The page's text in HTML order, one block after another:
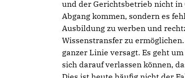
und der Gerichtsbetrieb nicht in
Abgang kommen, sondern es
Ausbildung zu werben und
Wissenstransfer zu
ganzer Linie versagt. Es geht
sich darauf verlassen können,